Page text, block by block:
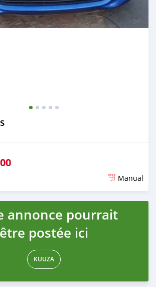
Manual
miaka 6 iliopita
annonce pourrait
être postée ici
KUUZA